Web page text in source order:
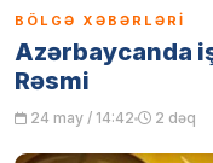
BÖLGƏ XƏBƏRLƏRI
Azərbaycanda
Rəsmi
24 may / 14:42 2 dəq